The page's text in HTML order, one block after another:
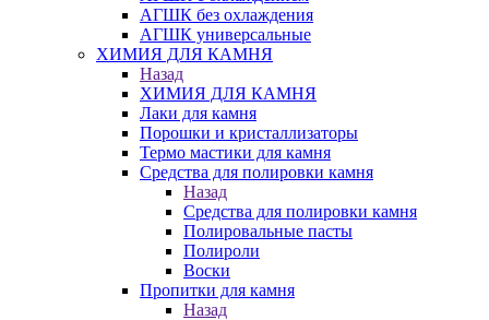
АГШК без охлаждения
АГШК универсальные
ХИМИЯ ДЛЯ КАМНЯ
Назад
ХИМИЯ ДЛЯ КАМНЯ
Лаки для камня
Порошки и кристаллизаторы
Термо мастики для камня
Средства для полировки камня
Назад
Средства для полировки камня
Полировальные пасты
Полироли
Воски
Пропитки для камня
Назад